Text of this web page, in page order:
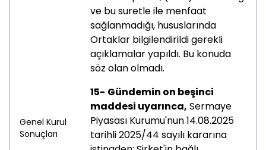
Genel Kurul
Sonuçları
ve bu suretle ile menfaat
sağlanmadığı, hususlarında
Ortaklar bilgilendirildi gerekli
açıklamalar yapıldı. Bu konuda
söz olan olmadı.
15- Gündemin on beşinci
maddesi uyarınca, Sermaye
Piyasası Kurumu'nun 14.08.2025
tarihli 2025/44 sayılı kararına